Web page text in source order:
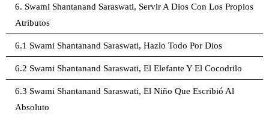
6. Swami Shantanand Saraswati, Servir A Dios Con Los Propios
Atributos
6.1 Swami Shantanand Saraswati, Hazlo Todo Por Dios
6.2 Swami Shantanand Saraswati, El Elefante Y El Cocodrilo
6.3 Swami Shantanand Saraswati, El Niño Que Escribió Al
Absoluto